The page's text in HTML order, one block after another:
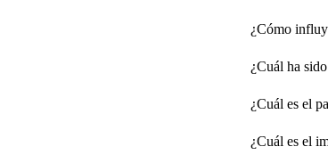
¿Cómo
¿Cuál ha
¿Cuál es el
¿Cuál es el